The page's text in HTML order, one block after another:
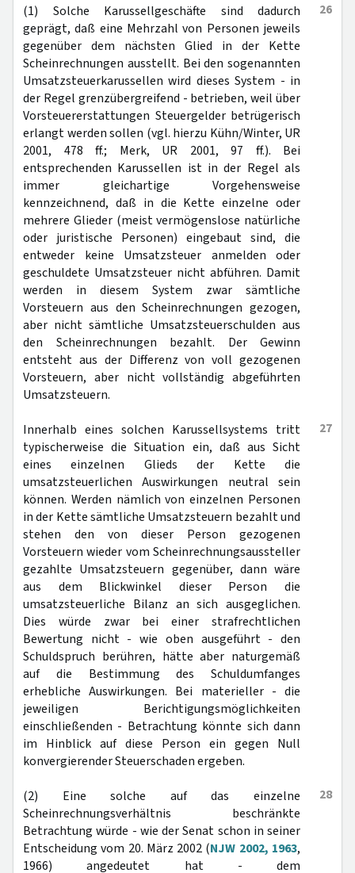
26
(1) Solche Karussellgeschäfte sind dadurch
geprägt, daß eine Mehrzahl von Personen jeweils
gegenüber dem nächsten Glied in der Kette
Scheinrechnungen ausstellt. Bei den sogenannten
Umsatzsteuerkarussellen wird dieses System - in
der Regel grenzübergreifend - betrieben, weil über
Vorsteuererstattungen Steuergelder betrügerisch
erlangt werden sollen (vgl. hierzu Kühn/Winter, UR
2001, 478 ff.; Merk, UR 2001, 97 ff.). Bei
entsprechenden Karussellen ist in der Regel als
immer gleichartige Vorgehensweise
kennzeichnend, daß in die Kette einzelne oder
mehrere Glieder (meist vermögenslose natürliche
oder juristische Personen) eingebaut sind, die
entweder keine Umsatzsteuer anmelden oder
geschuldete Umsatzsteuer nicht abführen. Damit
werden in diesem System zwar sämtliche
Vorsteuern aus den Scheinrechnungen gezogen,
aber nicht sämtliche Umsatzsteuerschulden aus
den Scheinrechnungen bezahlt. Der Gewinn
entsteht aus der Differenz von voll gezogenen
Vorsteuern, aber nicht vollständig abgeführten
Umsatzsteuern.
27
Innerhalb eines solchen Karussellsystems tritt
typischerweise die Situation ein, daß aus Sicht
eines einzelnen Glieds der Kette die
umsatzsteuerlichen Auswirkungen neutral sein
können. Werden nämlich von einzelnen Personen
in der Kette sämtliche Umsatzsteuern bezahlt und
stehen den von dieser Person gezogenen
Vorsteuern wieder vom Scheinrechnungsaussteller
gezahlte Umsatzsteuern gegenüber, dann wäre
aus dem Blickwinkel dieser Person die
umsatzsteuerliche Bilanz an sich ausgeglichen.
Dies würde zwar bei einer strafrechtlichen
Bewertung nicht - wie oben ausgeführt - den
Schuldspruch berühren, hätte aber naturgemäß
auf die Bestimmung des Schuldumfanges
erhebliche Auswirkungen. Bei materieller - die
jeweiligen Berichtigungsmöglichkeiten
einschließenden - Betrachtung könnte sich dann
im Hinblick auf diese Person ein gegen Null
konvergierender Steuerschaden ergeben.
28
(2) Eine solche auf das einzelne
Scheinrechnungsverhältnis beschränkte
Betrachtung würde - wie der Senat schon in seiner
Entscheidung vom 20. März 2002 (NJW 2002, 1963,
1966) angedeutet hat - dem